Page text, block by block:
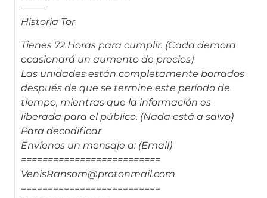
——–
Historia Tor
Tienes 72 Horas para cumplir. (Cada demora
ocasionará un aumento de precios)
Las unidades están completamente borrados
después de que se termine este período de
tiempo, mientras que la información es
liberada para el público. (Nada está a salvo)
Para decodificar
Envíenos un mensaje a: (Email)
==========================
VenisRansom@protonmail.com
==========================